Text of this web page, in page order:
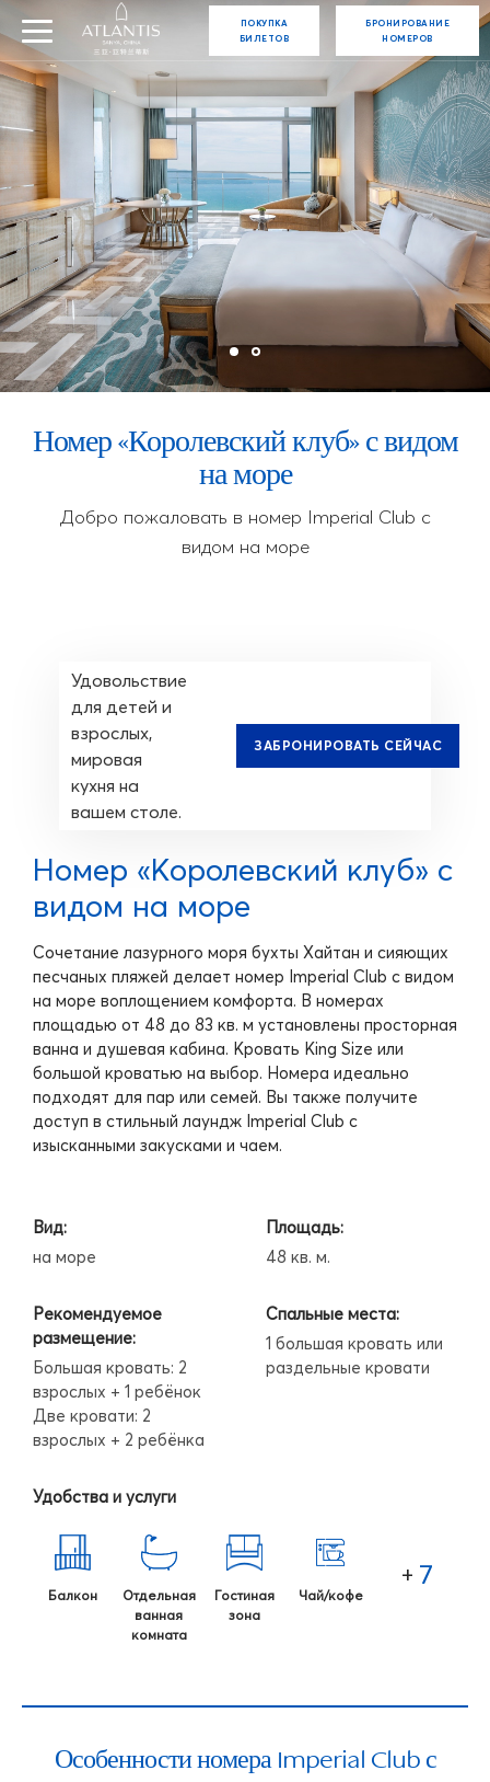
ПОКУПКА
БИЛЕТОВ
БРОНИРОВАНИЕ
НОМЕРОВ
Номер «Королевский клуб» с видом
на море
Добро пожаловать в номер Imperial Club с
видом на море
Удовольствие
для детей и
взрослых,
мировая
кухня на
вашем столе.
ЗАБРОНИРОВАТЬ СЕЙЧАС
Номер «Королевский клуб» с
видом на море
Сочетание лазурного моря бухты Хайтан и сияющих
песчаных пляжей делает номер Imperial Club с видом
на море воплощением комфорта. В номерах
площадью от 48 до 83 кв. м установлены просторная
ванна и душевая кабина. Кровать King Size или
большой кроватью на выбор. Номера идеально
подходят для пар или семей. Вы также получите
доступ в стильный лаундж Imperial Club с
изысканными закусками и чаем.
Вид:
на море
Площадь:
48 кв. м.
Рекомендуемое
размещение:
Большая кровать: 2
взрослых + 1 ребёнок
Две кровати: 2
взрослых + 2 ребёнка
Спальные места:
1 большая кровать или
раздельные кровати
Удобства и услуги
Балкон
Отдельная
ванная
комната
Гостиная
зона
Чай/кофе
+ 7
Особенности номера Imperial Club с